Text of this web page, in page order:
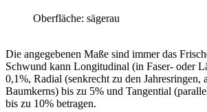
Oberfläche: sägerau
Die angegebenen Maße sind immer das
Schwund kann Longitudinal (in Faser- oder
0,1%, Radial (senkrecht zu den Jahresringen,
Baumkerns) bis zu 5% und Tangential
bis zu 10% betragen.